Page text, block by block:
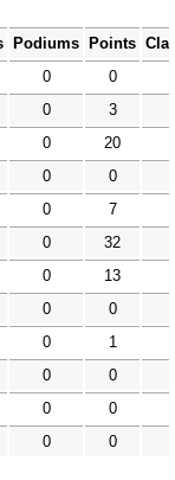
Podiums Points
0
0
0
3
0
20
0
0
0
7
0
32
0
13
0
0
0
1
0
0
0
0
0 0